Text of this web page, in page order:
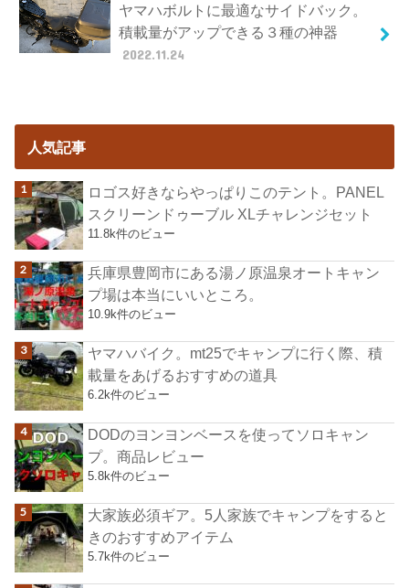
ヤマハボルトに最適なサイドバック。
積載量がアップできる３種の神器
2022.11.24
人気記事
ロゴス好きならやっぱりこのテント。PANEL
スクリーンドゥーブル XLチャレンジセット
11.8k件のビュー
兵庫県豊岡市にある湯ノ原温泉オートキャン
プ場は本当にいいところ。
10.9k件のビュー
ヤマハバイク。mt25でキャンプに行く際、積
載量をあげるおすすめの道具
6.2k件のビュー
DODのヨンヨンベースを使ってソロキャン
プ。商品レビュー
5.8k件のビュー
大家族必須ギア。5人家族でキャンプをすると
きのおすすめアイテム
5.7k件のビュー